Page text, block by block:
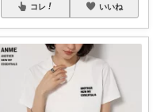
コレ いいね